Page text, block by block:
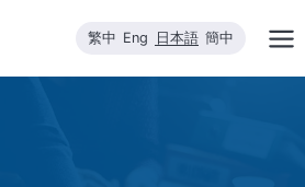
繁中 Eng 日本語 簡中